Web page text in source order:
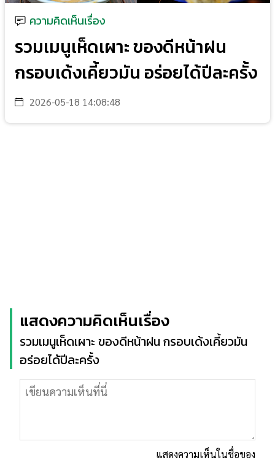
ความคิดเห็นเรื่อง
รวมเมนูเห็ดเผาะ ของดีหน้าฝน
กรอบเด้งเคี้ยวมัน อร่อยได้ปีละครั้ง
2026-05-18 14:08:48
แสดงความคิดเห็นเรื่อง
รวมเมนูเห็ดเผาะ ของดีหน้าฝน กรอบเด้งเคี้ยวมัน
อร่อยได้ปีละครั้ง
แสดงความเห็นในชื่อของ